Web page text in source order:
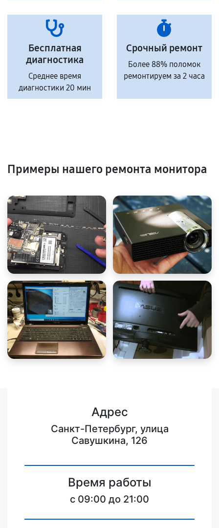
Бесплатная
диагностика
Среднее время
диагностики 20 мин
Срочный ремонт
Более 88% поломок
ремонтируем за 2 часа
Примеры нашего ремонта монитора
Адрес
Санкт-Петербург, улица
Савушкина, 126
Время работы
c 09:00 до 21:00